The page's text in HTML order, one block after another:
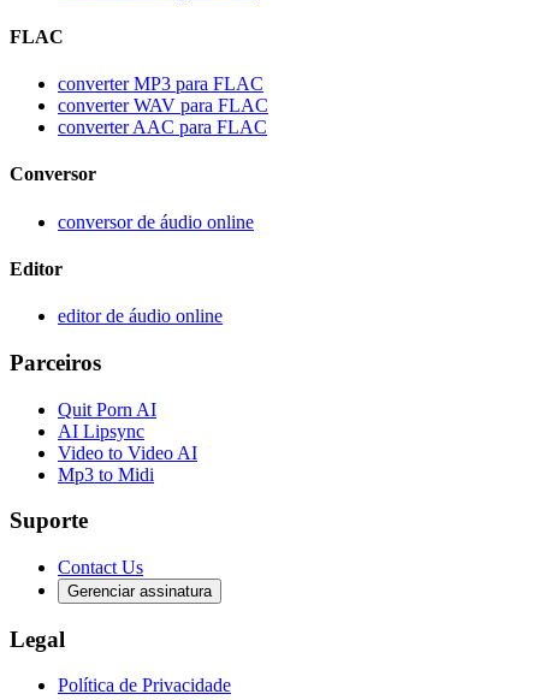
FLAC
converter MP3 para FLAC
converter WAV para FLAC
converter AAC para FLAC
Conversor
conversor de áudio online
Editor
editor de áudio online
Parceiros
Quit Porn AI
AI Lipsync
Video to Video AI
Mp3 to Midi
Suporte
Contact Us
Gerenciar assinatura
Legal
Política de Privacidade